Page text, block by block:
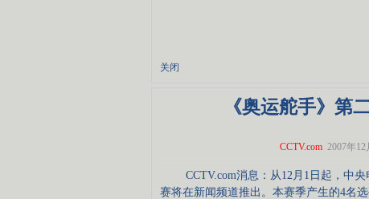
关闭
《奥运舵手》第
CCTV.com 2007年12
CCTV.com消息：从12月1日起，中央
赛将在新闻频道推出。本赛季产生的4名